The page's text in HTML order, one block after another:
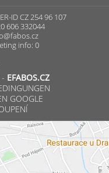
ID CZ 254 96 107
606 332044
info: 0
EFABOS.CZ
GOOGLE